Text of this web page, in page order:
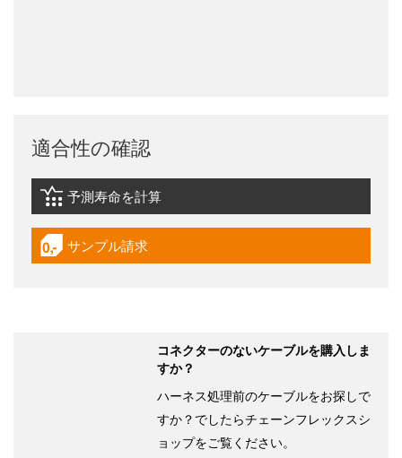
適合性の確認
igus-icon-lebensdauerrechner
予測寿命を計算
igus-icon-gratismuster
サンプル請求
コネクターのないケーブルを購入しま
すか？
ハーネス処理前のケーブルをお探しで
すか？でしたらチェーンフレックスシ
ョップをご覧ください。